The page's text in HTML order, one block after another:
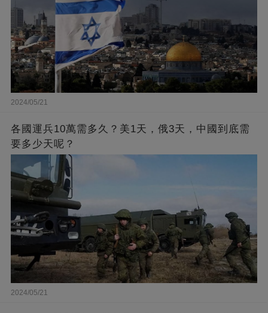
2024/05/21
各國運兵10萬需多久？美1天，俄3天，中國到底需
要多少天呢？
2024/05/21